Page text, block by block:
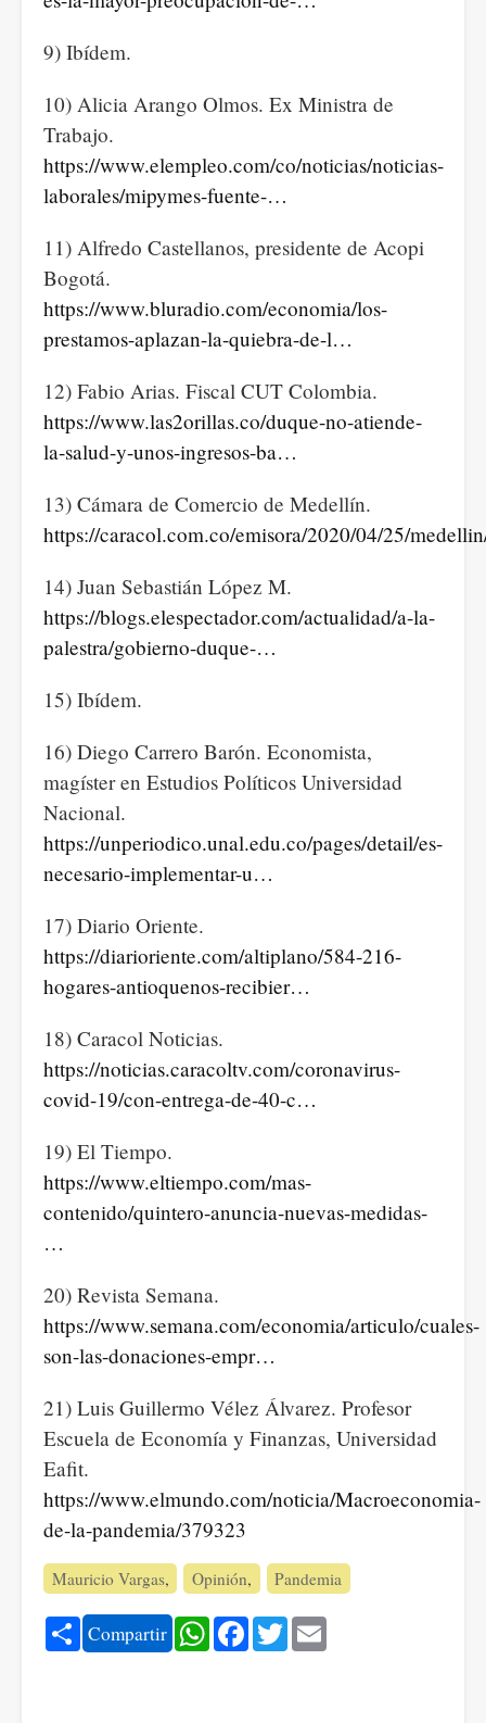
9) Ibídem.
10) Alicia Arango Olmos. Ex Ministra de
Trabajo.
https://www.elempleo.com/co/noticias/noticias-
laborales/mipymes-fuente-…
11) Alfredo Castellanos, presidente de Acopi
Bogotá.
https://www.bluradio.com/economia/los-
prestamos-aplazan-la-quiebra-de-l…
12) Fabio Arias. Fiscal CUT Colombia.
https://www.las2orillas.co/duque-no-atiende-
la-salud-y-unos-ingresos-ba…
13) Cámara de Comercio de Medellín.
https://caracol.com.co/emisora/2020/04/25/
14) Juan Sebastián López M.
https://blogs.elespectador.com/actualidad/a-la-
palestra/gobierno-duque-…
15) Ibídem.
16) Diego Carrero Barón. Economista,
magíster en Estudios Políticos Universidad
Nacional.
https://unperiodico.unal.edu.co/pages/detail/es-
necesario-implementar-u…
17) Diario Oriente.
https://diarioriente.com/altiplano/584-216-
hogares-antioquenos-recibier…
18) Caracol Noticias.
https://noticias.caracoltv.com/coronavirus-
covid-19/con-entrega-de-40-c…
19) El Tiempo.
https://www.eltiempo.com/mas-
contenido/quintero-anuncia-nuevas-medidas-
…
20) Revista Semana.
https://www.semana.com/economia/articulo/cuales-
son-las-donaciones-empr…
21) Luis Guillermo Vélez Álvarez. Profesor
Escuela de Economía y Finanzas, Universidad
Eafit.
https://www.elmundo.com/noticia/Macroeconomia-
de-la-pandemia/379323
Mauricio Vargas Opinión Pandemia
Share
Compartir WhatsApp
Facebook
Twitter